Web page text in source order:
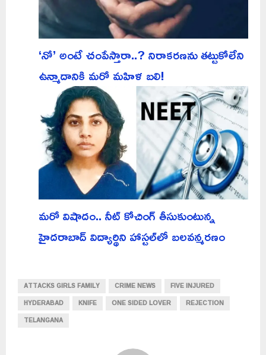
‘నో’ అంటే చంపేస్తారా..? నిరాకరణను తట్టుకోలేని
ఉన్మాదానికి మరో మహిళ బలి!
మరో విషాదం.. నీట్ కోచింగ్ తీసుకుంటున్న
హైదరాబాద్ విద్యార్థిని హాస్టల్‌లో బలవన్మరణం
ATTACKS GIRLS FAMILY CRIME NEWS
FIVE INJURED
HYDERABAD
KNIFE ONE SIDED LOVER
REJECTION
TELANGANA